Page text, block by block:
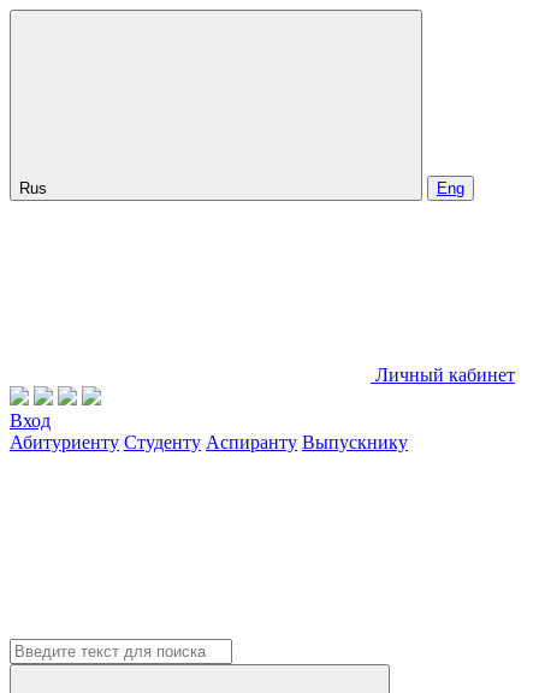
Rus Eng
Личный кабинет
Вход
Абитуриенту Студенту Аспиранту Выпускнику